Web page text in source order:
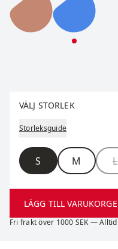
Infinity Light Half
Infinity
Välj storlek
VÄLJ STORLEK
Storleksguide
Storlek
S M L
LÄGG TILL
Fri frakt över 1000 SEK —